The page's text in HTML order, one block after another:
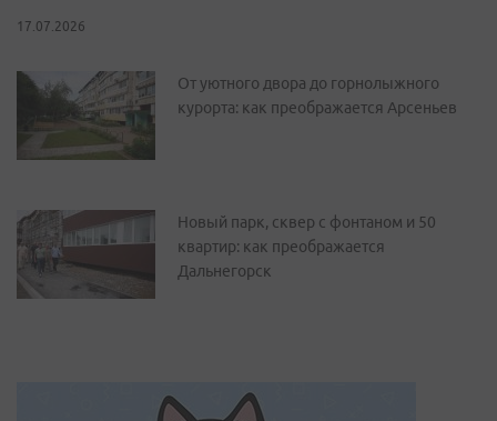
17.07.2026
От уютного двора до горнолыжного
курорта: как преображается Арсеньев
Новый парк, сквер с фонтаном и 50
квартир: как преображается
Дальнегорск